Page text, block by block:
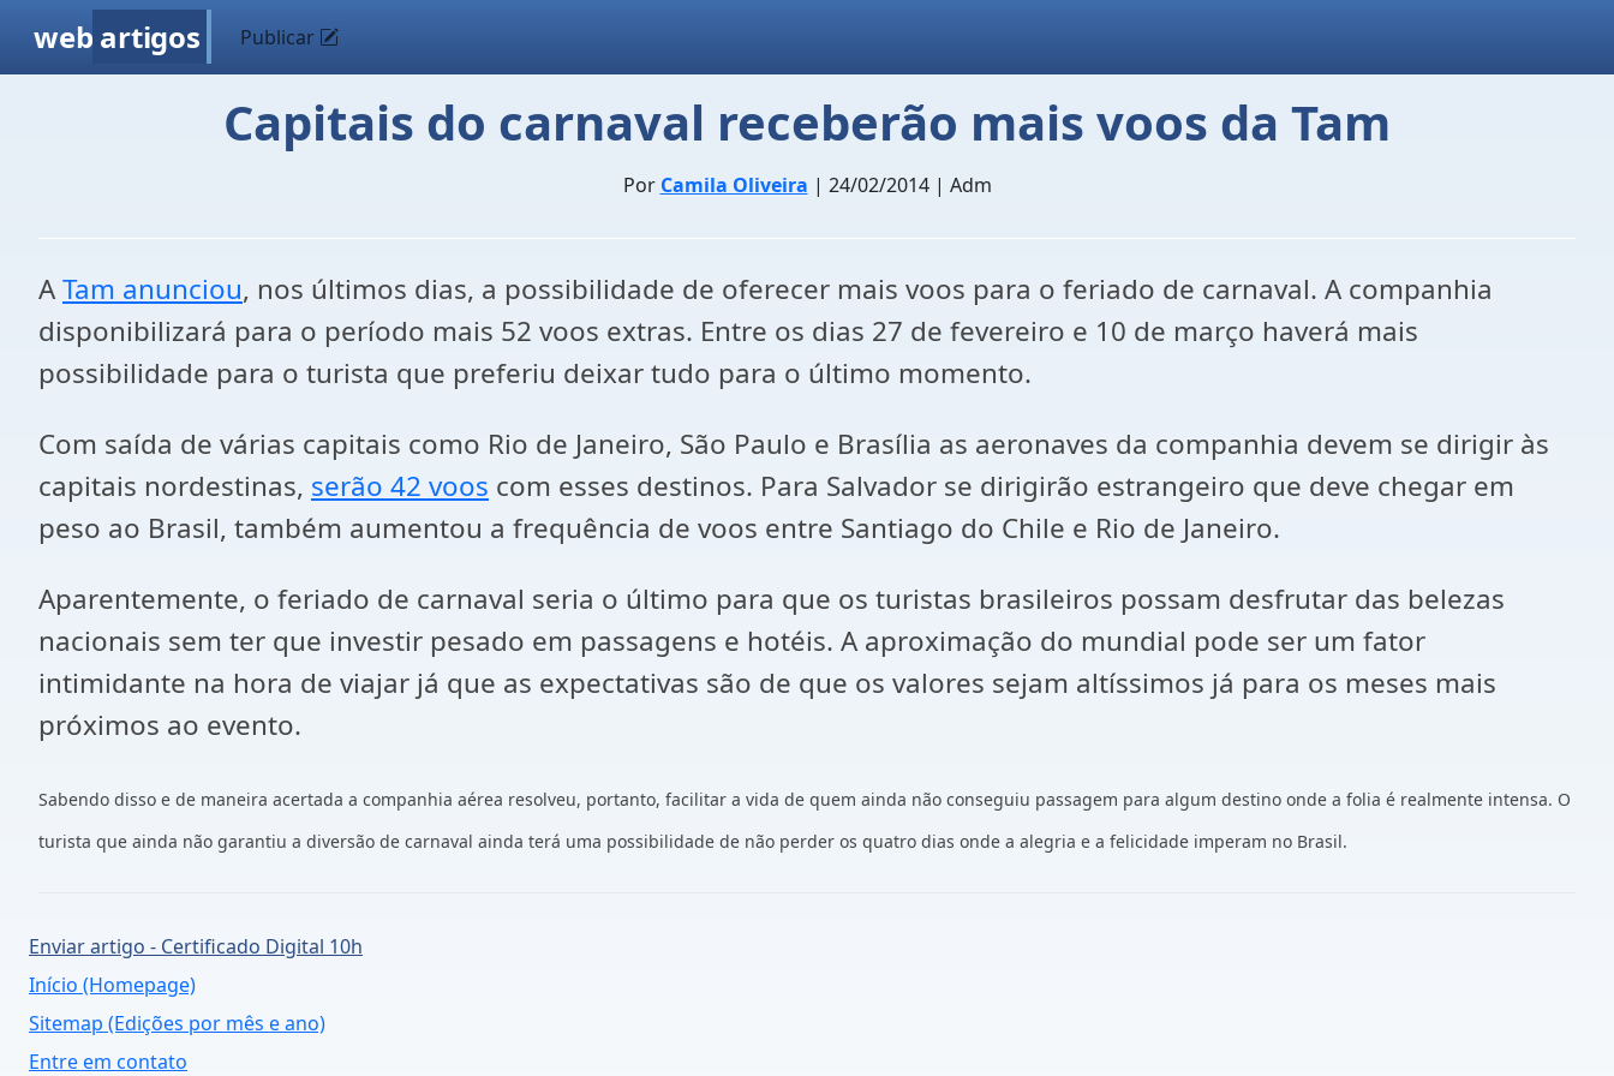
web artigos Publicar
Capitais do carnaval receberão mais voos da Tam
Por Camila Oliveira | 24/02/2014 | Adm
ATam anunciou, nos últimos dias, a possibilidade de oferecer mais voos para o feriado de carnaval. A companhia
disponibilizará para o período mais 52 voos extras. Entre os dias 27 de fevereiro e 10 de março haverá mais
possibilidade para o turista que preferiu deixar tudo para o último momento.
Com saída de várias capitais como Rio de Janeiro, São Paulo e Brasília as aeronaves da companhia devem se dirigir às
capitais nordestinas, serão 42 voos com esses destinos. Para Salvador se dirigirão estrangeiro que deve chegar em
peso ao Brasil, também aumentou a frequência de voos entre Santiago do Chile e Rio de Janeiro.
Aparentemente, o feriado de carnaval seria o último para que os turistas brasileiros possam desfrutar das belezas
nacionais sem ter que investir pesado em passagens e hotéis. A aproximação do mundial pode ser um fator
intimidante na hora de viajar já que as expectativas são de que os valores sejam altíssimos já para os meses mais
próximos ao evento.
Sabendo disso e de maneira acertada a companhia aérea resolveu, portanto, facilitar a vida de quem ainda não conseguiu passagem para algum destino onde a folia é realmente intensa. O
turista que ainda não garantiu a diversão de carnaval ainda terá uma possibilidade de não perder os quatro dias onde a alegria e a felicidade imperam no Brasil.
Enviar artigo - Certificado Digital 10h
Início (Homepage)
Sitemap (Edições por mês e ano)
Entre em contato